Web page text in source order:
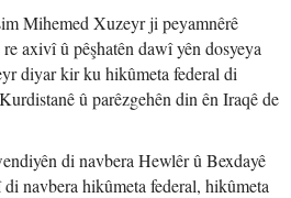
Mihemed Xuzeyr ji peyamnêrê
axivî û pêşhatên dawî yên dosyeya
diyar kir ku hikûmeta federal di
û parêzgehên din ên Iraqê de
di navbera Hewlêr û Bexdayê
navbera hikûmeta federal, hikûmeta